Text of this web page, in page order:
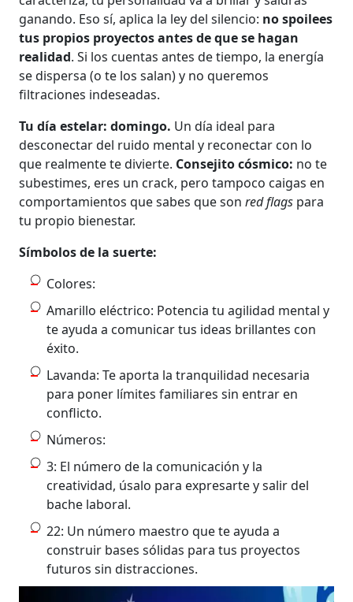
ganando. Eso sí, aplica la ley del silencio: no spoilees
tus propios proyectos antes de que se hagan
realidad. Si los cuentas antes de tiempo, la energía
se dispersa (o te los salan) y no queremos
filtraciones indeseadas.
Tu día estelar: domingo. Un día ideal para
desconectar del ruido mental y reconectar con lo
que realmente te divierte. Consejito cósmico: no te
subestimes, eres un crack, pero tampoco caigas en
comportamientos que sabes que sonred flags para
tu propio bienestar.
Símbolos de la suerte:
Colores:
Amarillo eléctrico: Potencia tu agilidad mental y
te ayuda a comunicar tus ideas brillantes con
éxito.
Lavanda: Te aporta la tranquilidad necesaria
para poner límites familiares sin entrar en
conflicto.
Números:
3: El número de la comunicación y la
creatividad, úsalo para expresarte y salir del
bache laboral.
22: Un número maestro que te ayuda a
construir bases sólidas para tus proyectos
futuros sin distracciones.